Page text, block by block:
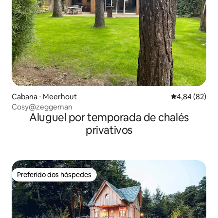
Cabana ⋅ Meerhout 4,84 de uma
4,84 (82)
Cosy@zeggeman
Aluguel por temporada de chalés
privativos
Preferido dos hóspedes
Preferido dos hóspedes